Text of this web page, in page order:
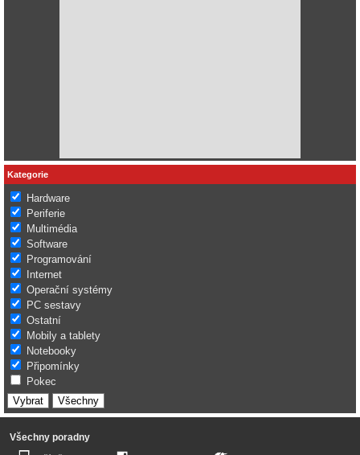
Kategorie
Hardware
Periferie
Multimédia
Software
Programování
Internet
Operační systémy
PC sestavy
Ostatní
Mobily a tablety
Notebooky
Připomínky
Pokec
Všechny poradny